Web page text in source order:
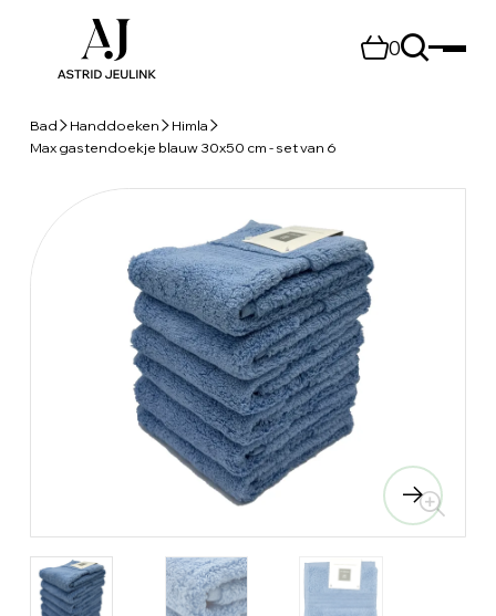
0
Bad Handdoeken
Himla
Max gastendoekje blauw 30x50 cm - set van 6